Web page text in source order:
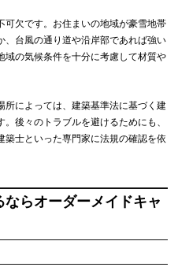
可欠です。お住まいの地域が豪雪地帯
、台風の通り道や沿岸部であれば強い
域の気候条件を十分に考慮して材質や
所によっては、建築基準法に基づく建
後々のトラブルを避けるためにも、
築士といった専門家に法規の確認を依
らオーダーメイドキャ